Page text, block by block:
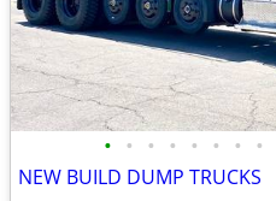
• • • • • • • •
NEW BUILD DUMP TRUCKS